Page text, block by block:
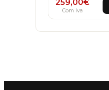
259,00€
Com Iva